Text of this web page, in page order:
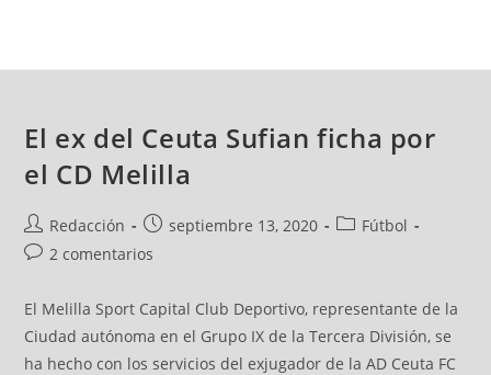
El ex del Ceuta Sufian ficha por
el CD Melilla
Redacción septiembre 13, 2020
Fútbol
2 comentarios
El Melilla Sport Capital Club Deportivo, representante de la
Ciudad autónoma en el Grupo IX de la Tercera División, se
ha hecho con los servicios del exjugador de la AD Ceuta FC